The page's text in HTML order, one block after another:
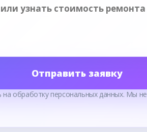
Отправить заявку
обработку персональных данных. Мы